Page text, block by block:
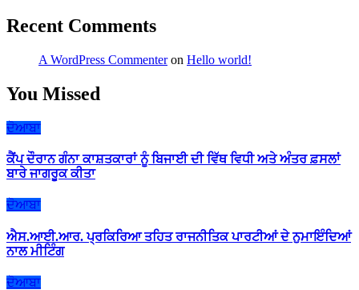
Recent Comments
A WordPress Commenteron Hello world!
You Missed
ਦੋਆਬਾ
ਕੈਂਪ ਦੌਰਾਨ ਗੰਨਾ ਕਾਸ਼ਤਕਾਰਾਂ ਨੂੰ ਬਿਜਾਈ ਦੀ ਵਿੱਥ ਵਿਧੀ ਅਤੇ ਅੰਤਰ ਫ਼ਸਲਾਂ
ਬਾਰੇ ਜਾਗਰੂਕ ਕੀਤਾ
ਦੋਆਬਾ
ਐਸ.ਆਈ.ਆਰ. ਪ੍ਰਕਿਰਿਆ ਤਹਿਤ ਰਾਜਨੀਤਿਕ ਪਾਰਟੀਆਂ ਦੇ ਨੁਮਾਇੰਦਿਆਂ
ਨਾਲ ਮੀਟਿੰਗ
ਦੋਆਬਾ